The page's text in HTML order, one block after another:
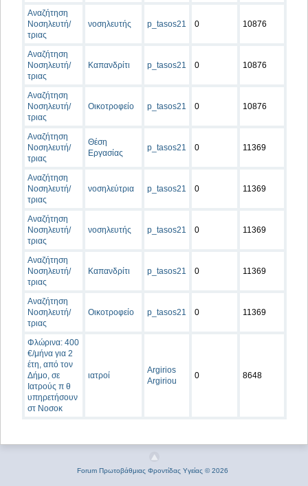
Αναζήτηση
Νοσηλευτή/
τριας
νοσηλευτής p_tasos21 0 10876
Αναζήτηση
Νοσηλευτή/
τριας
Καπανδρίτι p_tasos21 0 10876
Αναζήτηση
Νοσηλευτή/
τριας
Οικοτροφείο p_tasos21 0 10876
Αναζήτηση
Νοσηλευτή/
τριας
Θέση
Εργασίας
p_tasos21 0 11369
Αναζήτηση
Νοσηλευτή/
τριας
νοσηλεύτρια p_tasos21 0 11369
Αναζήτηση
Νοσηλευτή/
τριας
νοσηλευτής p_tasos21 0 11369
Αναζήτηση
Νοσηλευτή/
τριας
Καπανδρίτι p_tasos21 0 11369
Αναζήτηση
Νοσηλευτή/
τριας
Οικοτροφείο p_tasos21 0 11369
Φλώρινα: 400
€/μήνα για 2
έτη, από τον
Δήμο, σε
Ιατρούς π θ
υπηρετήσουν
στ Νοσοκ
ιατροί
Argirios
Argiriou
0 8648
Forum Πρωτοβάθμιας Φροντίδας Υγείας © 2026